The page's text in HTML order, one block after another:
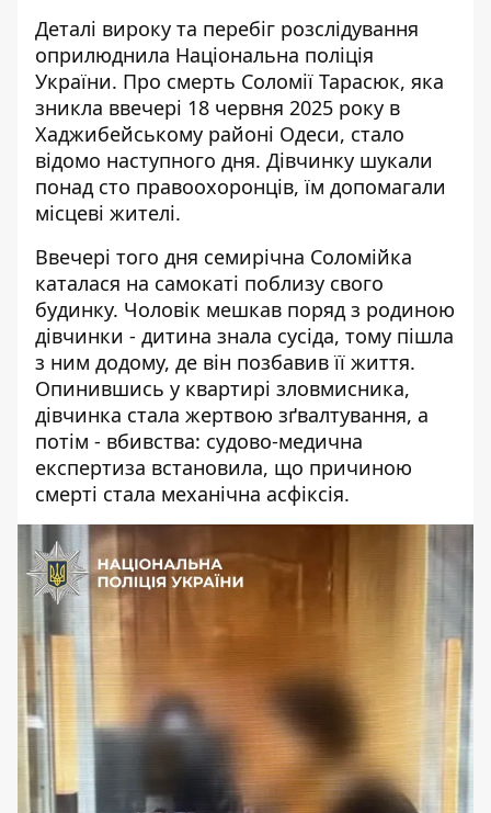
Деталі вироку та перебіг розслідування
оприлюднила Національна поліція
України. Про смерть Соломії Тарасюк, яка
зникла ввечері 18 червня 2025 року в
Хаджибейському районі Одеси, стало
відомо наступного дня. Дівчинку шукали
понад сто правоохоронців, їм допомагали
місцеві жителі.
Ввечері того дня семирічна Соломійка
каталася на самокаті поблизу свого
будинку. Чоловік мешкав поряд з родиною
дівчинки - дитина знала сусіда, тому пішла
з ним додому, де він позбавив її життя.
Опинившись у квартирі зловмисника,
дівчинка стала жертвою зґвалтування, а
потім - вбивства: судово-медична
експертиза встановила, що причиною
смерті стала механічна асфіксія.